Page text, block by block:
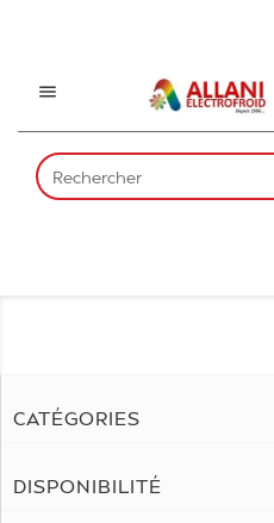

CATÉGORIES
DISPONIBILITÉ